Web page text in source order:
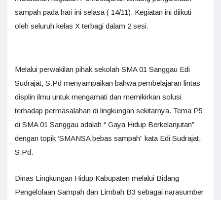
sampah pada hari ini selasa ( 14/11). Kegiatan ini diikuti
oleh seluruh kelas X terbagi dalam 2 sesi.
Melalui perwakilan pihak sekolah SMA 01 Sanggau Edi
Sudrajat, S.Pd menyampaikan bahwa pembelajaran lintas
displin ilmu untuk mengamati dan memikirkan solusi
terhadap permasalahan di lingkungan sekitarnya. Tema P5
di SMA 01 Sanggau adalah “ Gaya Hidup Berkelanjutan”
dengan topik ‘SMANSA bebas sampah” kata Edi Sudrajat,
S.Pd.
Dinas Lingkungan Hidup Kabupaten melalui Bidang
Pengelolaan Sampah dan Limbah B3 sebagai narasumber